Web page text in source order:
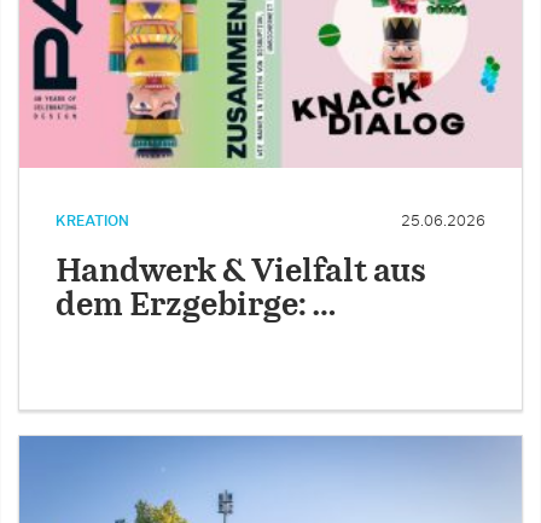
KREATION 25.06.2026
Handwerk & Vielfalt aus
dem Erzgebirge: …